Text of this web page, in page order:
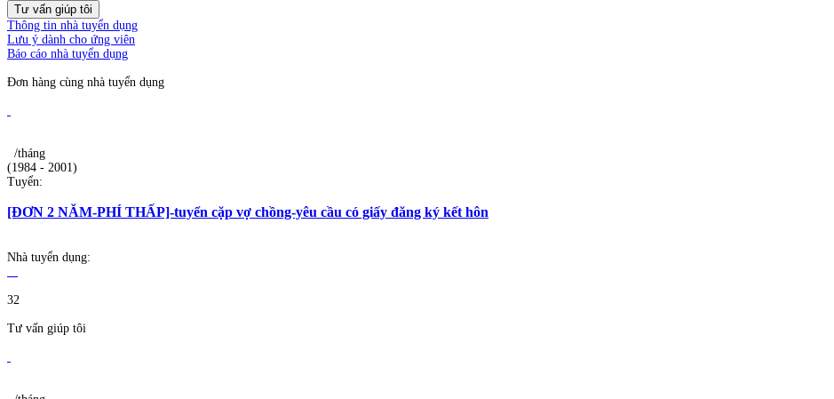
Tư vấn giúp tôi
Thông tin nhà tuyển dụng
Lưu ý dành cho ứng viên
Báo cáo nhà tuyển dụng
Đơn hàng cùng nhà tuyển dụng
/tháng
(1984 - 2001)
Tuyển:
[ĐƠN 2 NĂM-PHÍ THẤP]-tuyển cặp vợ chồng-yêu cầu có giấy đăng ký kết hôn
Nhà tuyển dụng:
32
Tư vấn giúp tôi